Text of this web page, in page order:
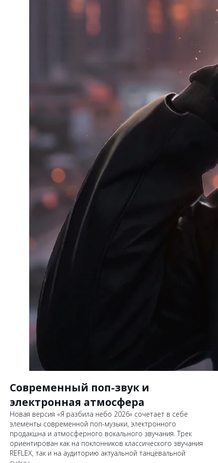
Современный поп-звук и
электронная атмосфера
Новая версия «Я разбила небо 2026» сочетает в себе
элементы современной поп-музыки, электронного
продакшна и атмосферного вокального звучания. Трек
ориентирован как на поклонников классического звучания
REFLEX, так и на аудиторию актуальной танцевальной